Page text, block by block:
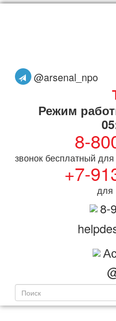
@arsenal_npo
Режим
8-
звонок бесплатный
+7-
для
8-